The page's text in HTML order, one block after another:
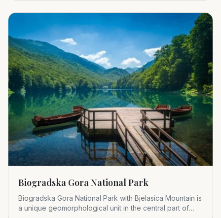
Biogradska Gora National Park
Biogradska Gora National Park with Bjelasica Mountain is
a unique geomorphological unit in the central part of